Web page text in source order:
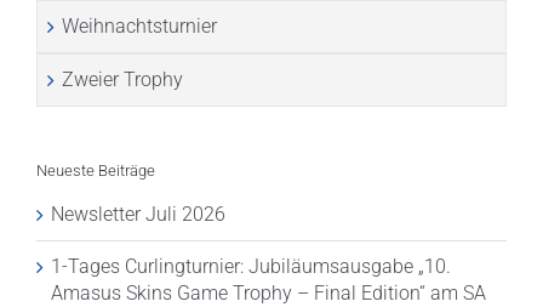
Weihnachtsturnier
Zweier Trophy
Neueste Beiträge
Newsletter Juli 2026
1-Tages Curlingturnier: Jubiläumsausgabe „10.
Amasus Skins Game Trophy – Final Edition“ am SA